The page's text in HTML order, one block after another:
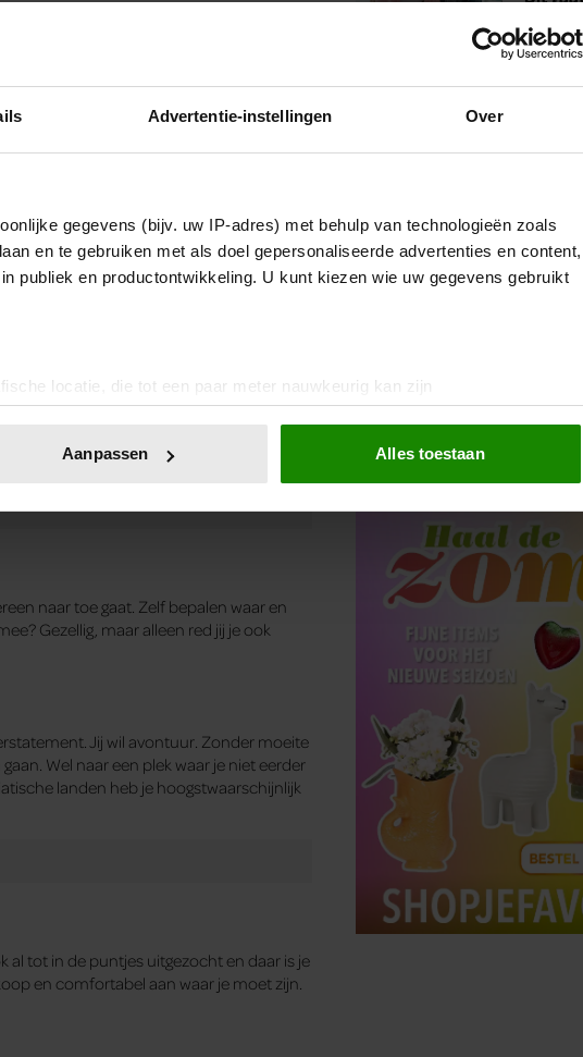
Advertentie-instellingen Over
gegevens (bijv. uw IP-adres) met behulp van technologieën zoals
en te gebruiken met als doel gepersonaliseerde advertenties en content,
publiek en productontwikkeling. U kunt kiezen wie uw gegevens gebruikt
locatie, die tot een paar meter nauwkeurig kan zijn
te scannen op specifieke eigenschappen (fingerprinting)
in de Cookieverklaring.
over uw gebruik van onze site met onze partners voor social
deze gegevens combineren met andere informatie die u aan ze heeft
uw gebruik van hun services. U gaat akkoord met onze cookies als u
Aanpassen Alles toestaan
Waarom? Omdat je van extravagant en
kleding, niets mis mee. Heb je weleens
dagen gaat vullen en wat je precies gaat
Stockholm en Parijs, de lijst is
wil je wel dat alles een beetje
Een balans tussen ontspanning en
het zwembad liggen. Ga naar Florence
naar toe gaat. Zelf bepalen waar en
Gezellig, maar alleen red jij je ook
Jij wil avontuur. Zonder moeite
Wel naar een plek waar je niet eerder
landen heb je hoogstwaarschijnlijk
al tot in de puntjes uitgezocht en daar is je
en comfortabel aan waar je moet zijn.